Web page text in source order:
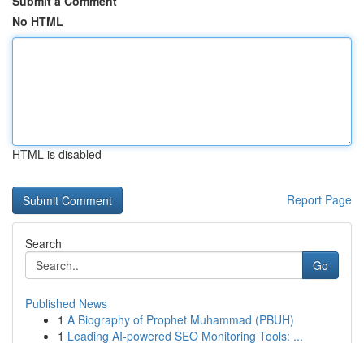
No HTML
HTML is disabled
Report Page
Search
Go
Published News
1 A Biography of Prophet Muhammad (PBUH)
1 Leading AI-powered SEO Monitoring Tools: ...